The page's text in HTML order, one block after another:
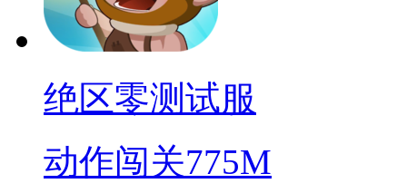
绝区零测试服
动作闯关775M